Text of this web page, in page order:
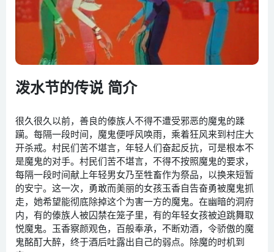
泼水节的传说 简介
很久很久以前，善良的傣族人不得不遭受邪恶的魔鬼的蹂
躏。每隔一段时间，魔鬼便呼风唤雨，乘着狂风来到村庄大
开杀戒。村民们苦不堪言，年轻人们奋起反抗，可是根本不
是魔鬼的对手。村民们苦不堪言，不得不按照魔鬼的要求，
每隔一段时间献上年轻男女乃至牲畜作为祭品，以换来短暂
的安宁。这一次，勇敢而美丽的女孩玉香自告奋勇被魔鬼抓
走，她希望能彻底除掉这个为害一方的魔鬼。在幽暗的洞府
内，有的傣族人被囚禁在笼子里，有的年轻女孩被迫跳舞取
悦魔鬼。玉香察颜观色，百般奉承，不断劝酒，令骄傲的魔
鬼酩酊大醉，终于酒后吐露出自己的弱点。除魔的时机到